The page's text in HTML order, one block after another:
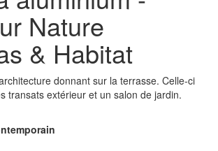
Nature
& Habitat
donnant sur la terrasse. Celle-ci
transats extérieur et un salon de jardin.